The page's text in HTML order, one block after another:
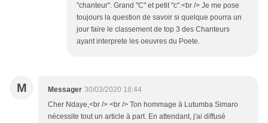
"chanteur". Grand "C" et petit "c".<br /> Je me pose
toujours la question de savoir si quelque pourra un
jour faire le classement de top 3 des Chanteurs
ayant interprete les oeuvres du Poete.
M Messager 30/03/2020 18:44
Cher Ndaye,<br /> <br /> Ton hommage à Lutumba Simaro
nécessite tout un article à part. En attendant, j'ai diffusé